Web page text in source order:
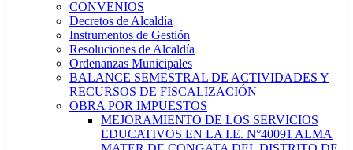
CONVENIOS
Decretos de Alcaldía
Instrumentos de Gestión
Resoluciones de Alcaldía
Ordenanzas Municipales
BALANCE SEMESTRAL DE ACTIVIDADES Y
RECURSOS DE FISCALIZACIÓN
OBRA POR IMPUESTOS
MEJORAMIENTO DE LOS SERVICIOS
EDUCATIVOS EN LA I.E. N°40091 ALMA